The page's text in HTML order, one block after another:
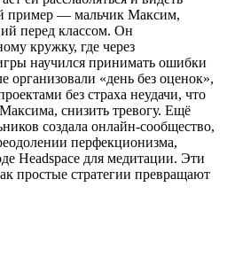
пример — мальчик Максим,
перед классом. Он
кружку, где через
научился принимать ошибки
организовали «день без оценок»,
без страха неудачи, что
снизить тревогу. Ещё
создала онлайн-сообщество,
перфекционизма,
Headspace для медитации. Эти
простые стратегии превращают